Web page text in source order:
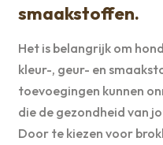
smaakstoffen.
Het is belangrijk om
kleur-, geur- en
toevoegingen kunnen
die de gezondheid van
Door te kiezen voor